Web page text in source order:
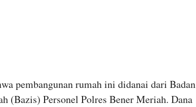
pembangunan rumah ini didanai dari Badan
(Bazis) Personel Polres Bener Meriah. Dana